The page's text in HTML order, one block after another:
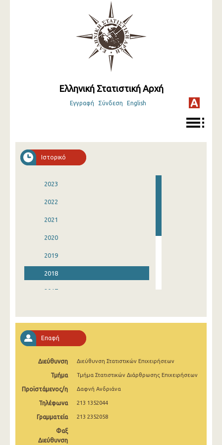
Ελληνική Στατιστική Αρχή
Εγγραφή Σύνδεση English
Ιστορικό
2023
2022
2021
2020
2019
2018
2017
2014
2013
2012
Επαφή
Διεύθυνση Διεύθυνση Στατιστικών Επιχειρήσεων
Τμήμα Τμήμα Στατιστικών Διάρθρωσης Επιχειρήσεων
Προϊστάμενος/η Δαφνή Ανδριάνα
Τηλέφωνα 213 1352044
Γραμματεία 213 2352058
Φαξ
Διεύθυνση